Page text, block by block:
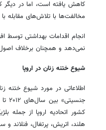
کاهش یافته است، اما در
مخالفت‌ها با تلاش‌های مقابله
انجام اقدامات بهداشتی
نمی‌دهد و همچنان برخلاف
شیوع ختنه زنان در اروپا
اطلاعاتی در مورد شیوع ختنه
کشور اتحادیه اروپا از جمله
هلند، اتریش، پرتغال، فنلاند و